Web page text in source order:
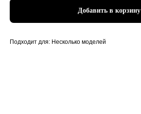
Добавить в корзину
Подходит для: Несколько моделей